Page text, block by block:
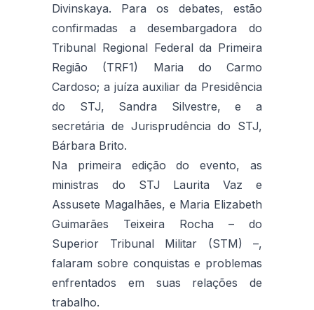
Divinskaya. Para os debates, estão
confirmadas a desembargadora do
Tribunal Regional Federal da Primeira
Região (TRF1) Maria do Carmo
Cardoso; a juíza auxiliar da Presidência
do STJ, Sandra Silvestre, e a
secretária de Jurisprudência do STJ,
Bárbara Brito.
Na primeira edição do evento, as
ministras do STJ Laurita Vaz e
Assusete Magalhães, e Maria Elizabeth
Guimarães Teixeira Rocha – do
Superior Tribunal Militar (STM) –,
falaram sobre conquistas e problemas
enfrentados em suas relações de
trabalho.